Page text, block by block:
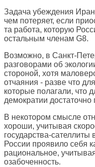
Задача убеждения
чем потеряет, если
та работа, которую
остальным членам G8.
Возможно, в Санкт-
разговорами об
стороной, хотя
отчаяния - разве что
которые полагали, что
демократии достаточно
В некотором смысле
хороши, учитывая
государства-
России проявило себя
рациональное,
озабоченность.